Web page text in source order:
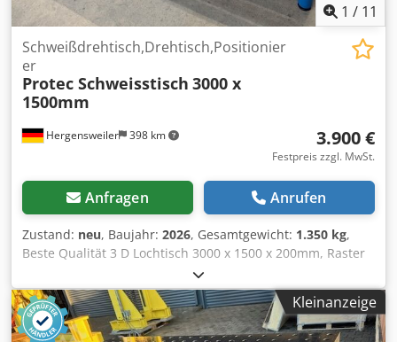
1 / 11
Hergensweiler 398 km
Schweißdrehtisch,Drehtisch,Positionier
er
Protec Schweisstisch 3000 x
1500mm
3.900 €
Festpreis zzgl. MwSt.
Anfragen Anrufen
Zustand: neu, Baujahr: 2026, Gesamtgewicht: 1.350 kg,
Beste Qualität 3 D Lochtisch 3000 x 1500 x 200mm, Raster
100mm, Plattendicke 22mm, Lochdurchmesser 28mm, Plan
Bearbeitet, sehr massiv Gewicht ca. 950 Kg Mit Tischfuß 6
mal verstellbar Cjdex Nihiopfx Amgerf Preis ist ohne
Zubehör, Aufpreis 500.-€ In Holzkiste verpackt, Versand
Kleinanzeige